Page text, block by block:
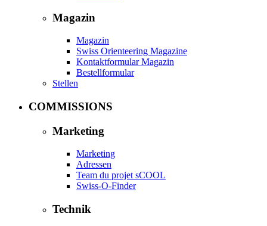
Magazin
Magazin
Swiss Orienteering Magazine
Kontaktformular Magazin
Bestellformular
Stellen
COMMISSIONS
Marketing
Marketing
Adressen
Team du projet sCOOL
Swiss-O-Finder
Technik